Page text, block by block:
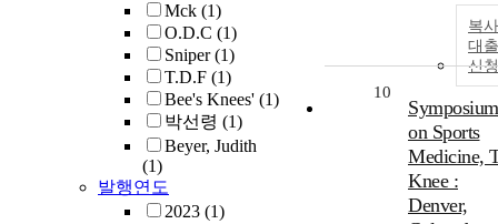
Mck (1)
O.D.C (1)
Sniper(1)
T.D.F (1)
Bee's Knees' (1)
박선령 (1)
Beyer, Judith
(1)
발행연도
2023 (1)
복
대출
신청
10
Symposium
on Sports
Medicine,
Knee :
Denver,